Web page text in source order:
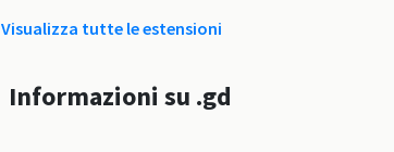
Visualizza tutte le estensioni
Informazioni su .gd